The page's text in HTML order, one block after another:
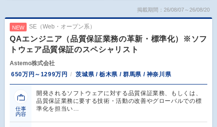
掲載期間：26/08/07～26/08/20
NEW SE（Web・オープン系）
QAエンジニア（品質保証業務の革新・標準化）※ソフ
トウェア品質保証のスペシャリスト
Astemo株式会社
650万円～1299万円
茨城県 / 栃木県 / 群馬県 / 神奈川県
仕事
内容
開発されるソフトウェアに対する品質保証業務、もしくは、
品質保証業務に要する技術・活動の改善やグローバルでの標
準化を担当い…